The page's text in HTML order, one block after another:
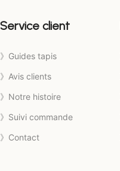
Service client
》Guides tapis
》Avis clients
》Notre histoire
》Suivi commande
》Contact